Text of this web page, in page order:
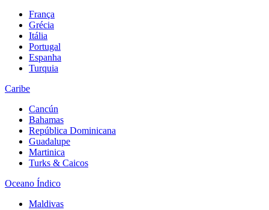
França
Grécia
Itália
Portugal
Espanha
Turquia
Caribe
Cancún
Bahamas
República Dominicana
Guadalupe
Martinica
Turks & Caicos
Oceano Índico
Maldivas